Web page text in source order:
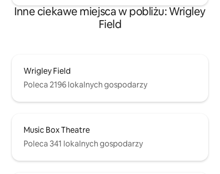
Inne ciekawe miejsca w pobliżu: Wrigley
Field
Wrigley Field
Poleca 2196 lokalnych gospodarzy
Music Box Theatre
Poleca 341 lokalnych gospodarzy